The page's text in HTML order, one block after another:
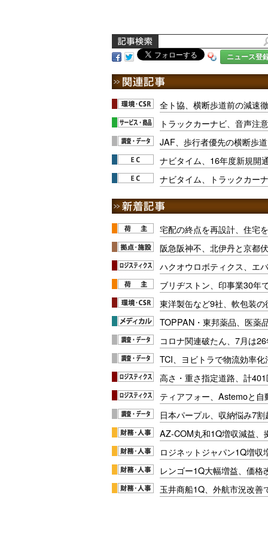
ニュース登
全ト協、横断歩道前の減速
トラックカーナビ、音声注
JAF、歩行者優先の横断歩
ナビタイム、16年度新規開
ナビタイム、トラックカー
宅配の終点を再設計、住宅
阪急阪神不、北伊丹と京都
ハクオウロボティクス、エ
ブリヂストン、印事業30年
東洋製缶など9社、軟包装
TOPPAN・東邦薬品、医薬
コロナ関連破たん、7月は
TCI、ヨビトラで物流効率
高さ・重さ指定道路、計
ティアフォー、Astemoと自
日本パープル、収納悩み7
AZ-COM丸和1Q増収減益、
ロジネットジャパン1Q増収
レンゴー1Q大幅増益、価格
玉井商船1Q、外航市況改善